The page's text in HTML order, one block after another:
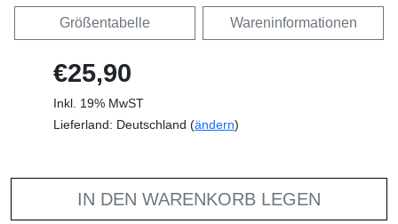
Größentabelle Wareninformationen
€25,90
Inkl. 19% MwST
Lieferland: Deutschland (ändern)
IN DEN WARENKORB LEGEN